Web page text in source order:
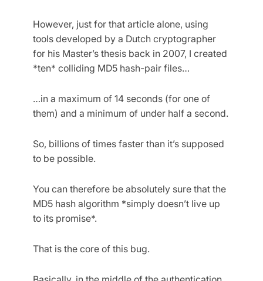
However, just for that article alone, using
tools developed by a Dutch cryptographer
for his Master’s thesis back in 2007, I created
*ten* colliding MD5 hash-pair files…
…in a maximum of 14 seconds (for one of
them) and a minimum of under half a second.
So, billions of times faster than it’s supposed
to be possible.
You can therefore be absolutely sure that the
MD5 hash algorithm *simply doesn’t live up
to its promise*.
That is the core of this bug.